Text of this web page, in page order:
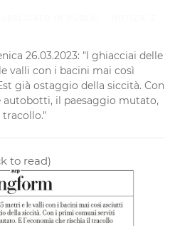
26.03.2023: "I ghiacciai delle
valli con i bacini mai così
già ostaggio della siccità. Con
il paesaggio mutato,
tracollo."
to read)